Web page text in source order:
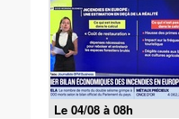
Le 04/08 à 08h